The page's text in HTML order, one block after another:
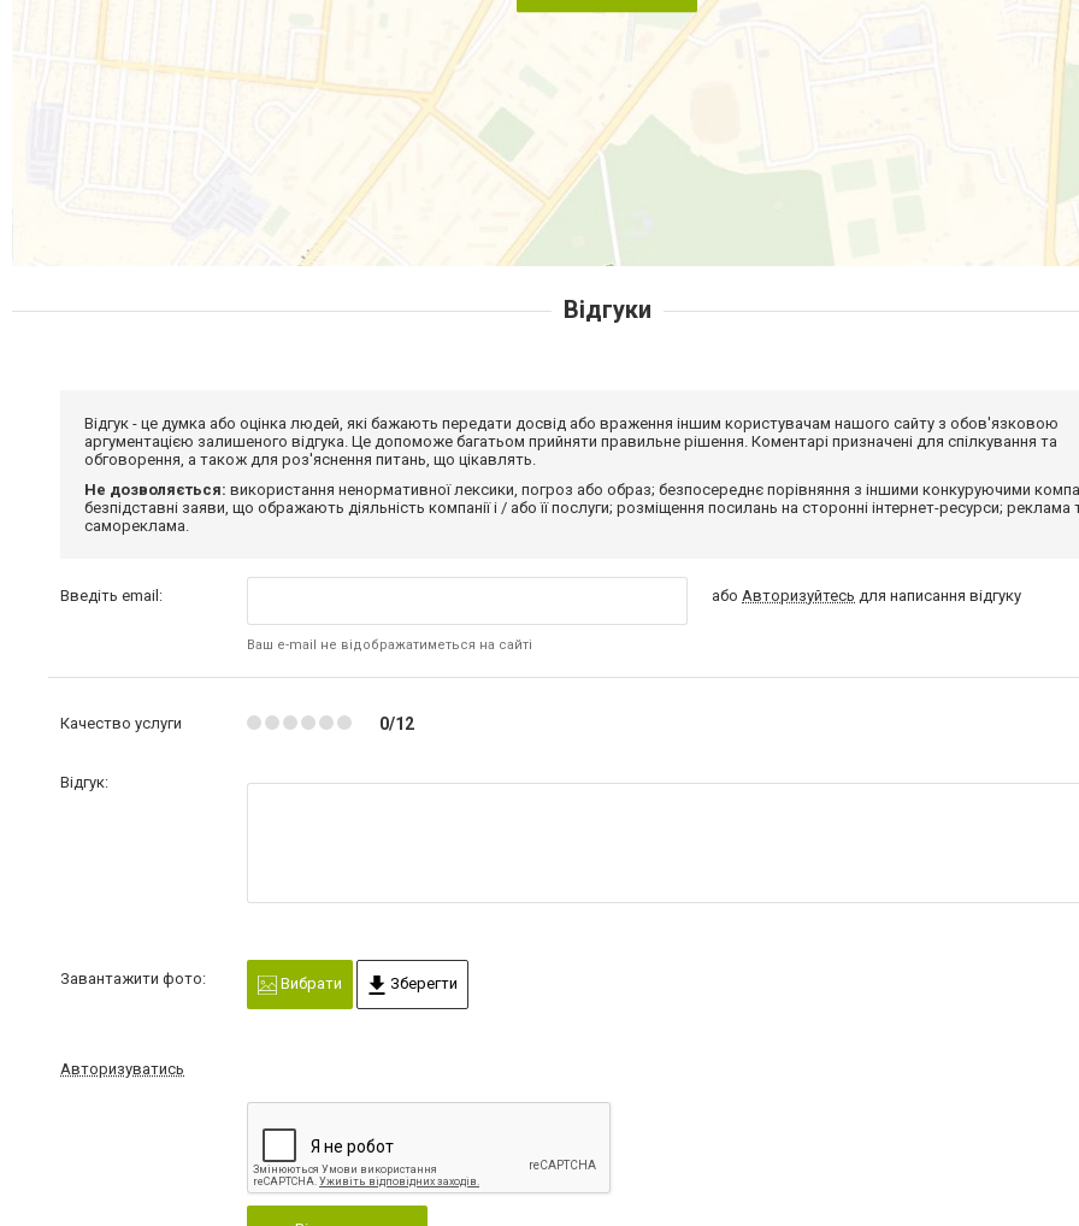
Відгуки
Відгук - це думка або оцінка людей, які бажають передати досвід або враження іншим користувачам нашого сайту з обов'язковою
аргументацією залишеного відгука. Це допоможе багатьом прийняти правильне рішення. Коментарі призначені для спілкування та
обговорення, а також для роз'яснення питань, що цікавлять.
Не дозволяється: використання ненормативної лексики, погроз або образ; безпосереднє порівняння з іншими конкуруючими
безпідставні заяви, що ображають діяльність компанії і / або її послуги; розміщення посилань на сторонні інтернет-ресурси; реклама
самореклама.
Введіть email:
Ваш e-mail не відображатиметься на сайті
абоАвторизуйтесь для написання відгуку
Качество услуги 0/12
Відгук:
Завантажити фото: Вибрати Зберегти
Авторизуватись